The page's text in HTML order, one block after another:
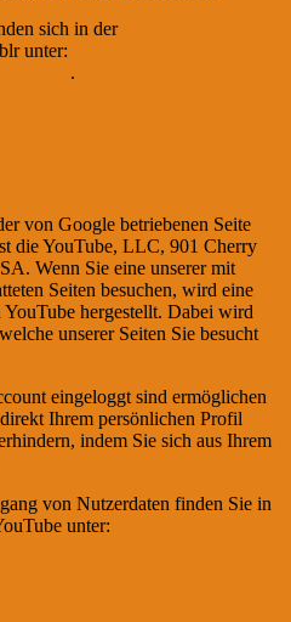
sich in der
unter:
.
von Google betriebenen Seite
die YouTube, LLC, 901 Cherry
Wenn Sie eine unserer mit
Seiten besuchen, wird eine
hergestellt. Dabei wird
unserer Seiten Sie besucht
eingeloggt sind ermöglichen
Ihrem persönlichen Profil
indem Sie sich aus Ihrem
von Nutzerdaten finden Sie in
unter: